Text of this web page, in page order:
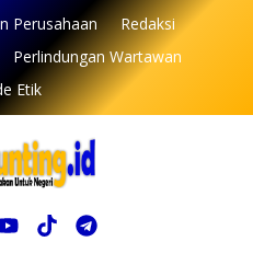
Perusahaan
Redaksi
Perlindungan Wartawan
Etik